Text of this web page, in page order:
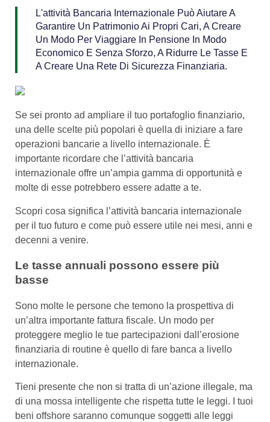
L'attività Bancaria Internazionale Può Aiutare A
Garantire Un Patrimonio Ai Propri Cari, A Creare
Un Modo Per Viaggiare In Pensione In Modo
Economico E Senza Sforzo, A Ridurre Le Tasse E
A Creare Una Rete Di Sicurezza Finanziaria.
Se sei pronto ad ampliare il tuo portafoglio finanziario,
una delle scelte più popolari è quella di iniziare a fare
operazioni bancarie a livello internazionale. È
importante ricordare che l’attività bancaria
internazionale offre un’ampia gamma di opportunità e
molte di esse potrebbero essere adatte a te.
Scopri cosa significa l’attività bancaria internazionale
per il tuo futuro e come può essere utile nei mesi, anni e
decenni a venire.
Le tasse annuali possono essere più
basse
Sono molte le persone che temono la prospettiva di
un’altra importante fattura fiscale. Un modo per
proteggere meglio le tue partecipazioni dall’erosione
finanziaria di routine è quello di fare banca a livello
internazionale.
Tieni presente che non si tratta di un’azione illegale, ma
di una mossa intelligente che rispetta tutte le leggi. I tuoi
beni offshore saranno comunque soggetti alle leggi